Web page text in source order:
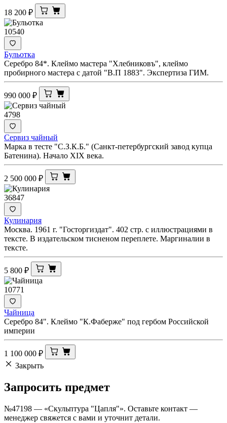
18 200 ₽
10540
Бульотка
Серебро 84*. Клеймо мастера "Хлебниковъ", клеймо
пробирного мастера с датой "В.П 1883". Экспертиза ГИМ.
990 000 ₽
4798
Сервиз чайный
Марка в тесте "С.З.К.Б." (Санкт-петербургский завод купца
Батенина). Начало XIX века.
2 500 000 ₽
36847
Кулинария
Москва. 1961 г. "Госторгиздат". 402 стр. с иллюстрациями в
тексте. В издательском тисненом переплете. Маргиналии в
тексте.
5 800 ₽
10771
Чайница
Серебро 84". Клеймо "К.Фаберже" под гербом Российской
империи
1 100 000 ₽
Закрыть
Запросить предмет
№47198 — «Скульптура "Цапля"». Оставьте контакт —
менеджер свяжется с вами и уточнит детали.